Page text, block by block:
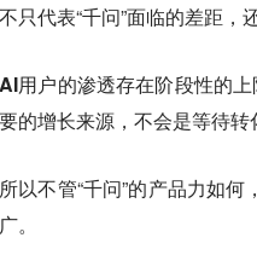
不只代表“千问”面临的差距，
AI用户的渗透存在阶段性的
要的增长来源，不会是等待转
所以不管“千问”的产品力如
广。